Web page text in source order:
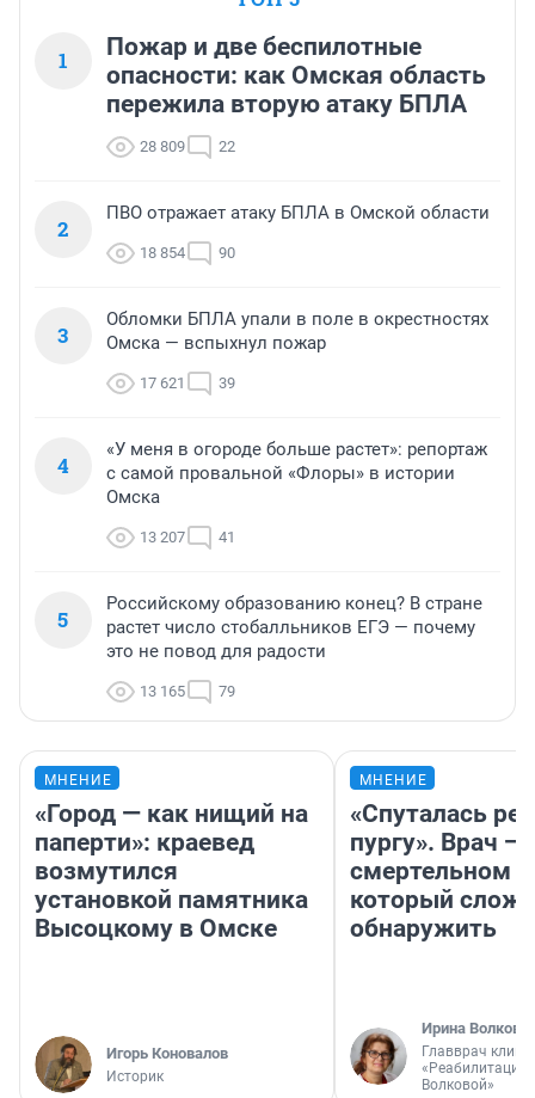
1
Пожар и две беспилотные
опасности: как Омская область
пережила вторую атаку БПЛА
28 809 22
2
ПВО отражает атаку БПЛА в Омской области
18 854 90
3
Обломки БПЛА упали в поле в окрестностях
Омска — вспыхнул пожар
17 621 39
4
«У меня в огороде больше растет»: репортаж
с самой провальной «Флоры» в истории
Омска
13 207 41
5
Российскому образованию конец? В стране
растет число стобалльников ЕГЭ — почему
это не повод для радости
13 165 79
МНЕНИЕ
«Город — как нищий на
паперти»: краевед
возмутился
установкой памятника
Высоцкому в Омске
Игорь Коновалов
Историк
МНЕНИЕ
«Спуталась
пургу». Врач —
смертельном
который
обнаружить
Ирина Волкова
Главврач
«Реабилитация
Волковой»